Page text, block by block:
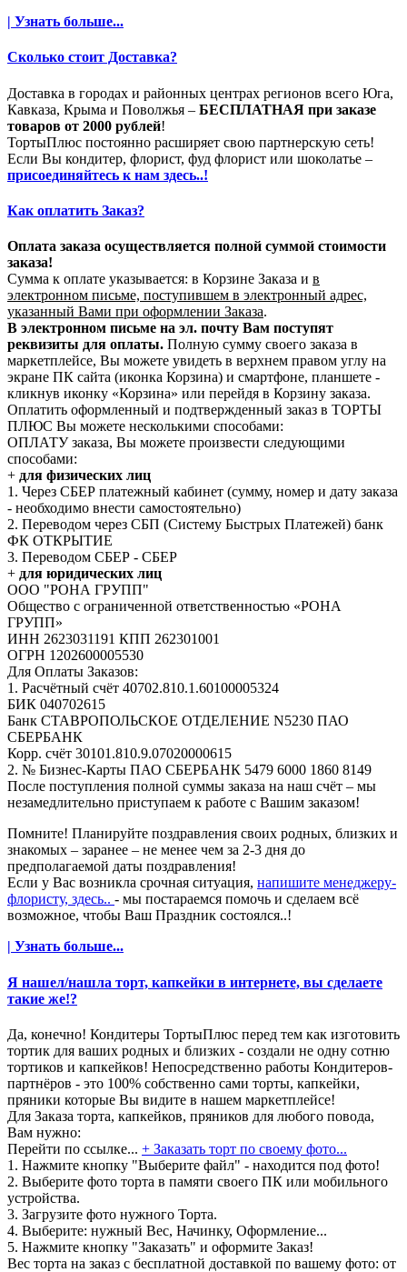
| Узнать больше...
Сколько стоит Доставка?
Доставка в городах и районных центрах регионов всего Юга,
Кавказа, Крыма и Поволжья – БЕСПЛАТНАЯ при заказе
товаров от 2000 рублей!
ТортыПлюс постоянно расширяет свою партнерскую сеть!
Если Вы кондитер, флорист, фуд флорист или шоколатье –
присоединяйтесь к нам здесь..!
Как оплатить Заказ?
Оплата заказа осуществляется полной суммой стоимости
заказа!
Сумма к оплате указывается: в Корзине Заказа и в
электронном письме, поступившем в электронный адрес,
указанный Вами при оформлении Заказа.
В электронном письме на эл. почту Вам поступят
реквизиты для оплаты. Полную сумму своего заказа в
маркетплейсе, Вы можете увидеть в верхнем правом углу на
экране ПК сайта (иконка Корзина) и смартфоне, планшете -
кликнув иконку «Корзина» или перейдя в Корзину заказа.
Оплатить оформленный и подтвержденный заказ в ТОРТЫ
ПЛЮС Вы можете несколькими способами:
ОПЛАТУ заказа, Вы можете произвести следующими
способами:
+ для физических лиц
1. Через СБЕР платежный кабинет (сумму, номер и дату заказа
- необходимо внести самостоятельно)
2. Переводом через СБП (Систему Быстрых Платежей) банк
ФК ОТКРЫТИЕ
3. Переводом СБЕР - СБЕР
+ для юридических лиц
ООО "РОНА ГРУПП"
Общество с ограниченной ответственностью «РОНА
ГРУПП»
ИНН 2623031191 КПП 262301001
ОГРН 1202600005530
Для Оплаты Заказов:
1. Расчётный счёт 40702.810.1.60100005324
БИК 040702615
Банк СТАВРОПОЛЬСКОЕ ОТДЕЛЕНИЕ N5230 ПАО
СБЕРБАНК
Корр. счёт 30101.810.9.07020000615
2. № Бизнес-Карты ПАО СБЕРБАНК 5479 6000 1860 8149
После поступления полной суммы заказа на наш счёт – мы
незамедлительно приступаем к работе с Вашим заказом!
Помните! Планируйте поздравления своих родных, близких и
знакомых – заранее – не менее чем за 2-3 дня до
предполагаемой даты поздравления!
Если у Вас возникла срочная ситуация, напишите менеджеру-
флористу, здесь.. - мы постараемся помочь и сделаем всё
возможное, чтобы Ваш Праздник состоялся..!
| Узнать больше...
Я нашел/нашла торт, капкейки в интернете, вы сделаете
такие же!?
Да, конечно! Кондитеры ТортыПлюс перед тем как изготовить
тортик для ваших родных и близких - создали не одну сотню
тортиков и капкейков! Непосредственно работы Кондитеров-
партнёров - это 100% собственно сами торты, капкейки,
пряники которые Вы видите в нашем маркетплейсе!
Для Заказа торта, капкейков, пряников для любого повода,
Вам нужно:
Перейти по ссылке... + Заказать торт по своему фото...
1. Нажмите кнопку "Выберите файл" - находится под фото!
2. Выберите фото торта в памяти своего ПК или мобильного
устройства.
3. Загрузите фото нужного Торта.
4. Выберите: нужный Вес, Начинку, Оформление...
5. Нажмите кнопку "Заказать" и оформите Заказ!
Вес торта на заказ с бесплатной доставкой по вашему фото: от